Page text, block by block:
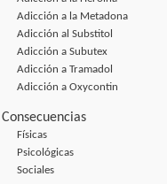
Adicción a la Metadona
Adicción al Substitol
Adicción a Subutex
Adicción a Tramadol
Adicción a Oxycontin
Consecuencias
Físicas
Psicológicas
Sociales